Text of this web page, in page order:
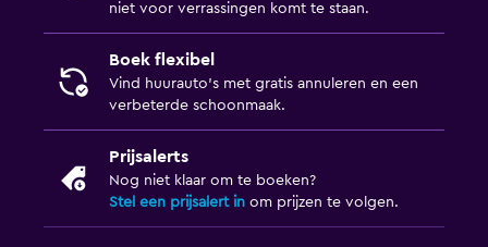
niet voor verrassingen komt te staan.
Boek flexibel
Vind huurauto's met gratis annuleren en een
verbeterde schoonmaak.
Prijsalerts
Nog niet klaar om te boeken?
Stel een prijsalert in om prijzen te volgen.